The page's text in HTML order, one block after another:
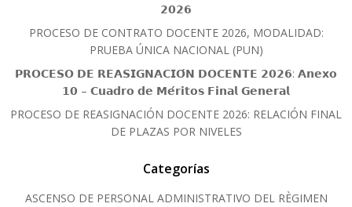
𝟮𝟬𝟮𝟲
PROCESO DE CONTRATO DOCENTE 2026, MODALIDAD:
PRUEBA ÚNICA NACIONAL (PUN)
𝗣𝗥𝗢𝗖𝗘𝗦𝗢 𝗗𝗘 𝗥𝗘𝗔𝗦𝗜𝗚𝗡𝗔𝗖𝗜𝗢́𝗡 𝗗𝗢𝗖𝗘𝗡𝗧𝗘 𝟮𝟬𝟮𝟲: 𝗔𝗻𝗲𝘅𝗼
𝟭𝟬 – 𝗖𝘂𝗮𝗱𝗿𝗼 𝗱𝗲 𝗠𝗲́𝗿𝗶𝘁𝗼𝘀 𝗙𝗶𝗻𝗮𝗹 𝗚𝗲𝗻𝗲𝗿𝗮𝗹
PROCESO DE REASIGNACIÓN DOCENTE 2026: RELACIÓN FINAL
DE PLAZAS POR NIVELES
Categorías
ASCENSO DE PERSONAL ADMINISTRATIVO DEL RÈGIMEN